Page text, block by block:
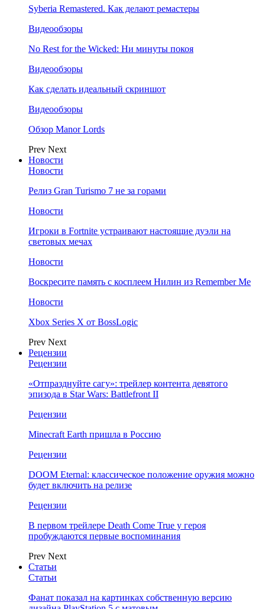
Syberia Remastered. Как делают ремастеры
Видеообзоры
No Rest for the Wicked: Ни минуты покоя
Видеообзоры
Как сделать идеальный скриншот
Видеообзоры
Обзор Manor Lords
Prev Next
Новости
Новости
Релиз Gran Turismo 7 не за горами
Новости
Игроки в Fortnite устраивают настоящие дуэли на
световых мечах
Новости
Воскресите память с косплеем Нилин из Remember Me
Новости
Xbox Series X от BossLogic
Prev Next
Рецензии
Рецензии
«Отпразднуйте сагу»: трейлер контента девятого
эпизода в Star Wars: Battlefront II
Рецензии
Minecraft Earth пришла в Россию
Рецензии
DOOM Eternal: классическое положение оружия можно
будет включить на релизе
Рецензии
В первом трейлере Death Come True у героя
пробуждаются первые воспоминания
Prev Next
Статьи
Статьи
Фанат показал на картинках собственную версию